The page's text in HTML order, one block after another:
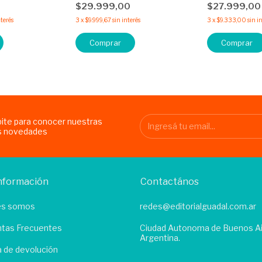
$29.999,00
3 x$9.999,67sin interés
Comprar
$27.999,00
3 x$9.333,00 sin
Comprar
para conocer nuestras
novedades
somos
Frecuentes
de devolución
Contactános
redes@editorialguadal.com.ar
Ciudad Autonoma de Buenos
Argentina.